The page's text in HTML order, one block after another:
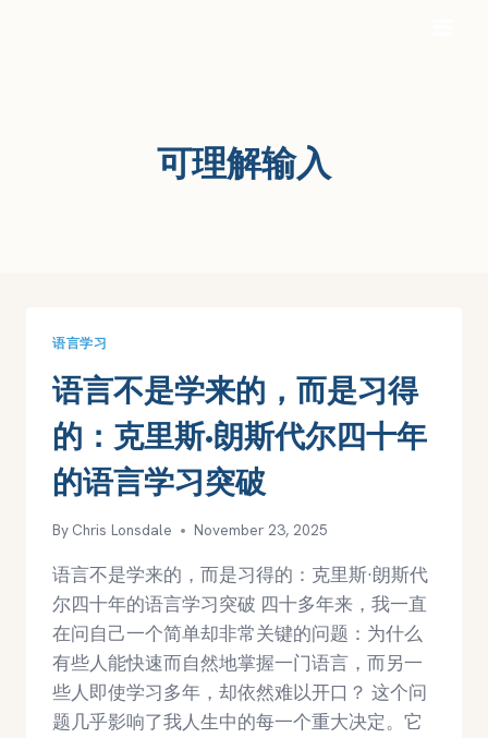
可理解输入
语言学习
语言不是学来的，而是习得
的：克里斯·朗斯代尔四十年
的语言学习突破
By Chris Lonsdale November 23, 2025
语言不是学来的，而是习得的：克里斯·朗斯代
尔四十年的语言学习突破 四十多年来，我一直
在问自己一个简单却非常关键的问题：为什么
有些人能快速而自然地掌握一门语言，而另一
些人即使学习多年，却依然难以开口？ 这个问
题几乎影响了我人生中的每一个重大决定。它